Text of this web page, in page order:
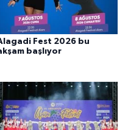
Fest 2026 bu
başlıyor